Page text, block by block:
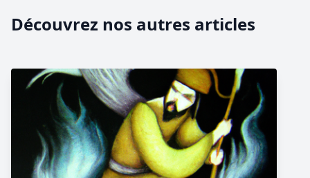
Découvrez nos autres articles